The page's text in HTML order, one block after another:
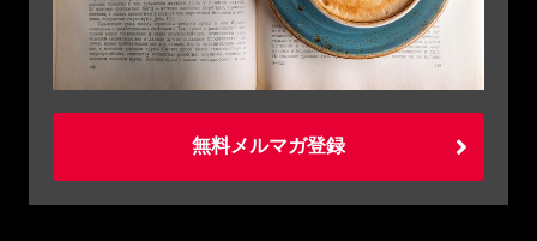
無料メルマガ登録